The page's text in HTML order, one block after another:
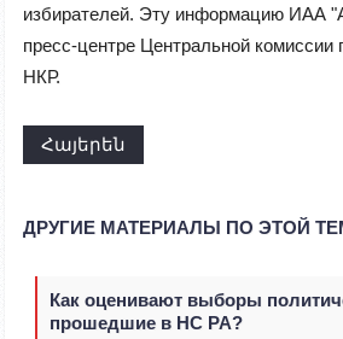
избирателей. Эту информацию ИАА
пресс-центре Центральной
НКР.
Հայերեն
ДРУГИЕ МАТЕРИАЛЫ ПО ЭТОЙ
Как оценивают выборы
прошедшие в НС РА?